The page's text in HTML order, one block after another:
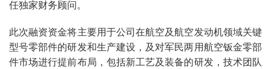
任独家财务顾问。
此次融资资金将主要用于公司在航空及航空发动机领域关键
型号零部件的研发和生产建设，及对军民两用航空钣金零部
件市场进行提前布局，包括新工艺及装备的研发，技术团队